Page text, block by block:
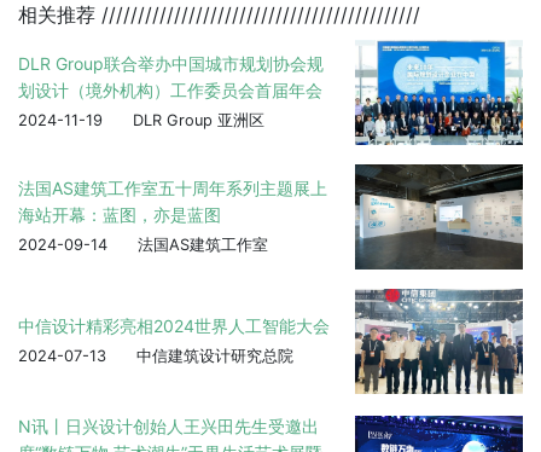
相关推荐 ////////////////////////////////////////////
DLR Group联合举办中国城市规划协会规
划设计（境外机构）工作委员会首届年会
2024-11-19 DLR Group 亚洲区
法国AS建筑工作室五十周年系列主题展上
海站开幕：蓝图，亦是蓝图
2024-09-14 法国AS建筑工作室
中信设计精彩亮相2024世界人工智能大会
2024-07-13 中信建筑设计研究总院
N讯丨日兴设计创始人王兴田先生受邀出